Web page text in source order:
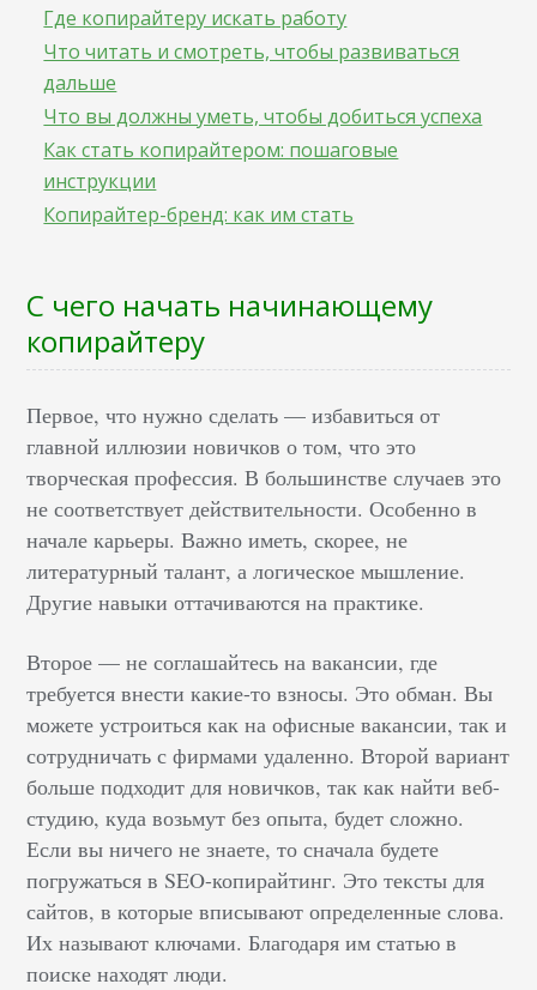
Где копирайтеру искать работу
Что читать и смотреть, чтобы развиваться
дальше
Что вы должны уметь, чтобы добиться успеха
Как стать копирайтером: пошаговые
инструкции
Копирайтер-бренд: как им стать
С чего начать начинающему
копирайтеру
Первое, что нужно сделать –– избавиться от
главной иллюзии новичков о том, что это
творческая профессия. В большинстве случаев это
не соответствует действительности. Особенно в
начале карьеры. Важно иметь, скорее, не
литературный талант, а логическое мышление.
Другие навыки оттачиваются на практике.
Второе –– не соглашайтесь на вакансии, где
требуется внести какие-то взносы. Это обман. Вы
можете устроиться как на офисные вакансии, так и
сотрудничать с фирмами удаленно. Второй вариант
больше подходит для новичков, так как найти веб-
студию, куда возьмут без опыта, будет сложно.
Если вы ничего не знаете, то сначала будете
погружаться в SEO-копирайтинг. Это тексты для
сайтов, в которые вписывают определенные слова.
Их называют ключами. Благодаря им статью в
поиске находят люди.